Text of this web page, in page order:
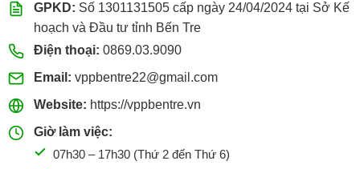
GPKD: Số 1301131505 cấp ngày 24/04/2024 tại Sở Kế
hoạch và Đầu tư tỉnh Bến Tre
Điện thoại: 0869.03.9090
Email: vppbentre22@gmail.com
Website: https://vppbentre.vn
Giờ làm việc:
07h30 – 17h30 (Thứ 2 đến Thứ 6)